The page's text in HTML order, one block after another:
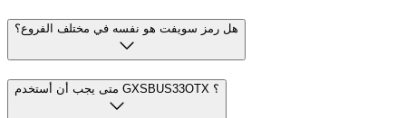
هل رمز سويفت هو نفسه في مختلف الفروع؟
متى يجب أن أستخدم GXSBUS33OTX ؟